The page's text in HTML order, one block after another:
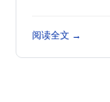
阅读全文 →